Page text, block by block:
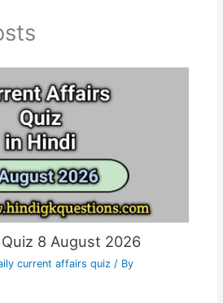
8 August 2026
current affairs quiz/ By